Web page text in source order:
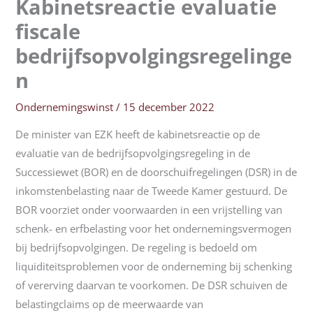
Kabinetsreactie evaluatie
fiscale
bedrijfsopvolgingsregelinge
n
Ondernemingswinst / 15 december 2022
De minister van EZK heeft de kabinetsreactie op de
evaluatie van de bedrijfsopvolgingsregeling in de
Successiewet (BOR) en de doorschuifregelingen (DSR) in de
inkomstenbelasting naar de Tweede Kamer gestuurd. De
BOR voorziet onder voorwaarden in een vrijstelling van
schenk- en erfbelasting voor het ondernemingsvermogen
bij bedrijfsopvolgingen. De regeling is bedoeld om
liquiditeitsproblemen voor de onderneming bij schenking
of vererving daarvan te voorkomen. De DSR schuiven de
belastingclaims op de meerwaarde van